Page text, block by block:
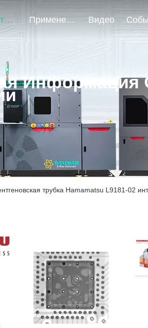
Продукты Применение Видео
Информация
трубка Hamamatsu L9181-02